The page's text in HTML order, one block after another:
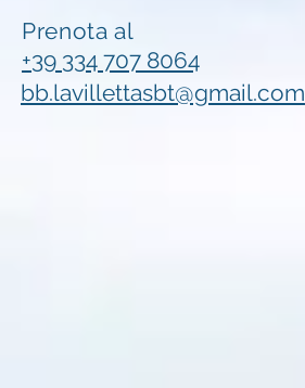
Prenota al
+39 334 707 8064
bb.lavillettasbt@gmail.com